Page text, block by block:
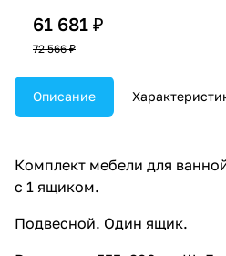
61 681 ₽
72 566 ₽
Описание
Комплект мебели для
с 1 ящиком.
Подвесной. Один ящик.